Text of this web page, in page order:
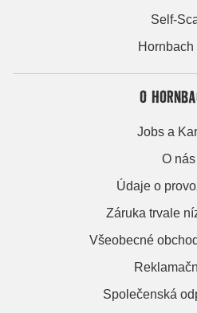
Self-
Hornbach
O
Jobs a
O nás
Údaje o
Záruka trvale
Všeobecné
Společenská